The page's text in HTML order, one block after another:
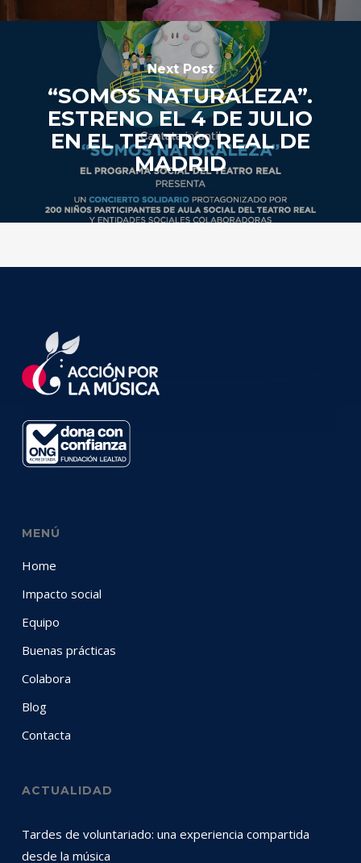
Next Post
“SOMOS NATURALEZA”.
ESTRENO EL 4 DE JULIO
EN EL TEATRO REAL DE
MADRID
MENÚ
Home
Impacto social
Equipo
Buenas prácticas
Colabora
Blog
Contacta
ACTUALIDAD
Tardes de voluntariado: una experiencia compartida
desde la música